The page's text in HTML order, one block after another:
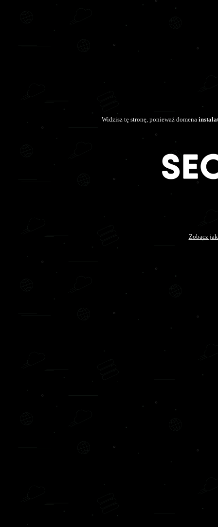
Widzisz tę stronę, ponieważ domena
Zobacz